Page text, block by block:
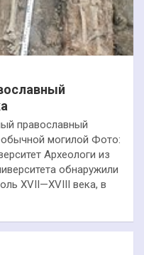
православный
могилой Фото:
Археологи из
обнаружили
XVII—XVIII века, в